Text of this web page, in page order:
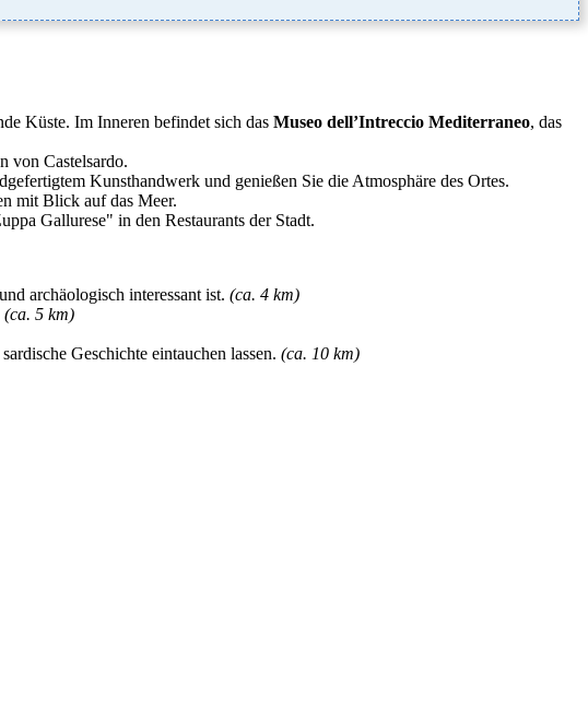
Küste. Im Inneren befindet sich das Museo dell’Intreccio Mediterraneo, das
von Castelsardo.
Kunsthandwerk und genießen Sie die Atmosphäre des Ortes.
mit Blick auf das Meer.
Gallurese" in den Restaurants der Stadt.
archäologisch interessant ist. (ca. 4 km)
(ca. 5 km)
Geschichte eintauchen lassen. (ca. 10 km)